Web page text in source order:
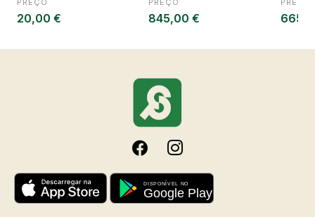
PREÇO
20,00 €
PREÇO
845,00 €
PREÇO